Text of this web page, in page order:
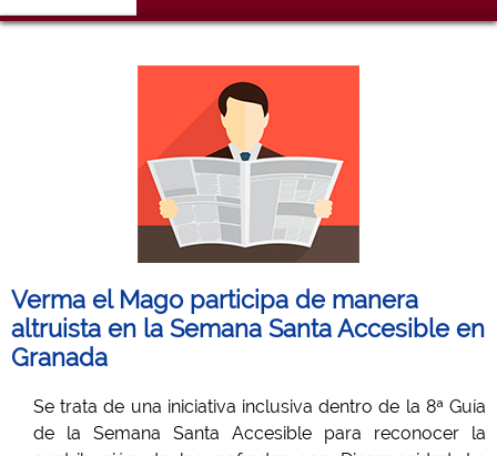
Verma el Mago participa de manera
altruista en la Semana Santa Accesible en
Granada
Se trata de una iniciativa inclusiva dentro de la 8ª Guía
de la Semana Santa Accesible para reconocer la